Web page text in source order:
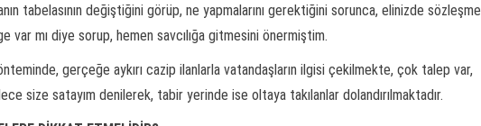
tabelasının değiştiğini görüp, ne yapmalarını gerektiğini sorunca, elinizde sözleşme
var mı diye sorup, hemen savcılığa gitmesini önermiştim.
gerçeğe aykırı cazip ilanlarla vatandaşların ilgisi çekilmekte, çok talep var,
size satayım denilerek, tabir yerinde ise oltaya takılanlar dolandırılmaktadır.